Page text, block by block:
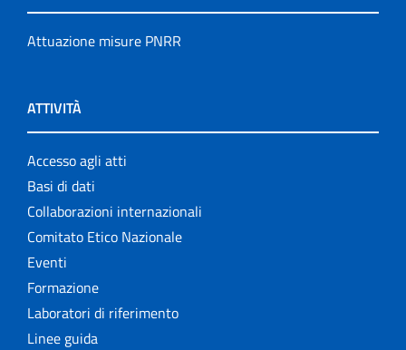
Attuazione misure PNRR
ATTIVITÀ
Accesso agli atti
Basi di dati
Collaborazioni internazionali
Comitato Etico Nazionale
Eventi
Formazione
Laboratori di riferimento
Linee guida